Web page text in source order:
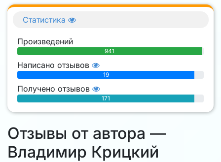
Отзывы от автора —
Владимир Крицкий
Статистика
Произведений
941
Написано отзывов
19
Получено отзывов
171